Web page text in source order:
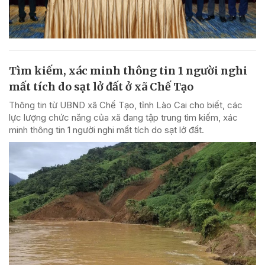
Tìm kiếm, xác minh thông tin 1 người nghi
mất tích do sạt lở đất ở xã Chế Tạo
Thông tin từ UBND xã Chế Tạo, tỉnh Lào Cai cho biết, các
lực lượng chức năng của xã đang tập trung tìm kiếm, xác
minh thông tin 1 người nghi mất tích do sạt lở đất.